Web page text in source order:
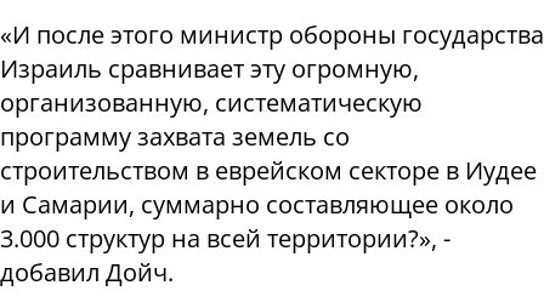
«И после этого министр обороны государства
Израиль сравнивает эту огромную,
организованную, систематическую
программу захвата земель со
строительством в еврейском секторе в Иудее
и Самарии, суммарно составляющее около
3.000 структур на всей территории?», -
добавил Дойч.